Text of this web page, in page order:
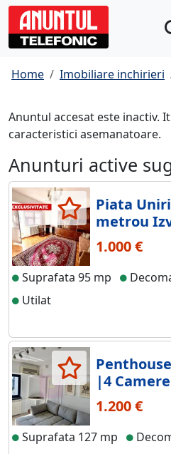
Home Imobiliare inchirieri
Anuntul accesat este inactiv.
caracteristici asemanatoare.
Anunturi active
Piata
metrou
1.000 €
Suprafata 95 mp
Utilat
|4
1.200 €
Suprafata 127 mp